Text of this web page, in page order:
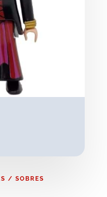
/ SOBRES